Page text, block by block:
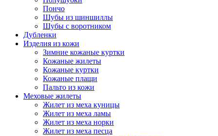
Пончо
Шубы из шиншиллы
Шубы с воротником
Дубленки
Изделия из кожи
Зимние кожаные куртки
Кожаные жилеты
Кожаные куртки
Кожаные плащи
Пальто из кожи
Меховые жилеты
Жилет из меха куницы
Жилет из меха ламы
Жилет из меха норки
Жилет из меха песца